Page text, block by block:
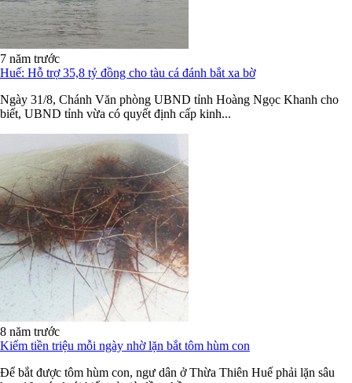
7 năm trước
Huế: Hỗ trợ 35,8 tỷ đồng cho tàu cá đánh bắt xa bờ
Ngày 31/8, Chánh Văn phòng UBND tỉnh Hoàng Ngọc Khanh cho
biết, UBND tỉnh vừa có quyết định cấp kinh...
8 năm trước
Kiếm tiền triệu mỗi ngày nhờ lặn bắt tôm hùm con
Để bắt được tôm hùm con, ngư dân ở Thừa Thiên Huế phải lặn sâu